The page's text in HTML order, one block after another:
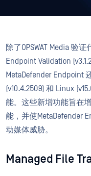
除了OPSWAT Media 验证
Endpoint Validation
MetaDefender Endpoint
(v10.4.2509) 和 Linux
能。这些新增功能旨在
能，并使MetaDefender
动媒体威胁。
Managed File